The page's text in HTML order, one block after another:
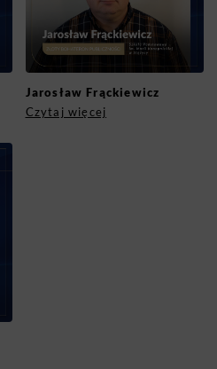
Jarosław Frąckiewicz
Czytaj więcej